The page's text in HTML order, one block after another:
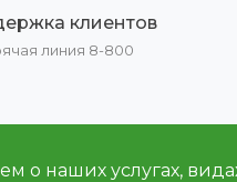
клиентов
линия 8-800
о наших услугах,